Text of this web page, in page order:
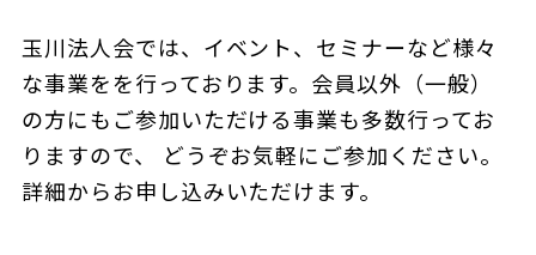
玉川法人会では、イベント、セミナーなど様々
な事業をを行っております。会員以外（一般）
の方にもご参加いただける事業も多数行ってお
りますので、 どうぞお気軽にご参加ください。
詳細からお申し込みいただけます。